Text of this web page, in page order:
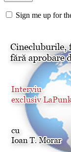
Sign me up for